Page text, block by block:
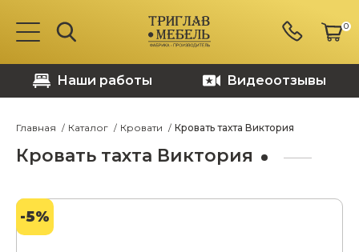
0
Наши работы Видеоотзывы
Главная Каталог Кровати Кровать тахта Виктория
Кровать тахта Виктория
-5%